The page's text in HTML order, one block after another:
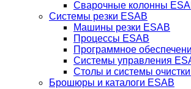
Сварочные колонны
Системы резки ESAB
Машины резки ESAB
Процессы ESAB
Программное
Системы управления
Столы и системы
Брошюры и каталоги ESAB